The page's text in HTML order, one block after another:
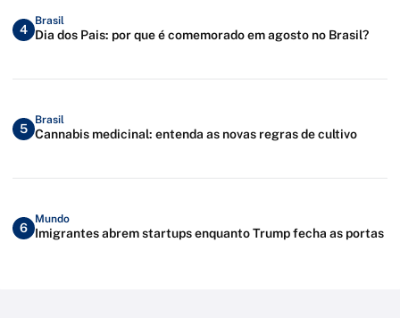
4
Brasil
Dia dos Pais: por que é comemorado em agosto no Brasil?
5
Brasil
Cannabis medicinal: entenda as novas regras de cultivo
6
Mundo
Imigrantes abrem startups enquanto Trump fecha as portas